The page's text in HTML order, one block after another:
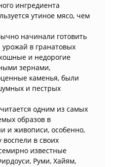
ингредиента
утиное мясо, чем
начинали готовить
в гранатовых
и недорогие
зернами,
каменья, были
и пестрых
одним из самых
образов в
и живописи, особенно,
воспели в своих
известные
Руми, Хайям,